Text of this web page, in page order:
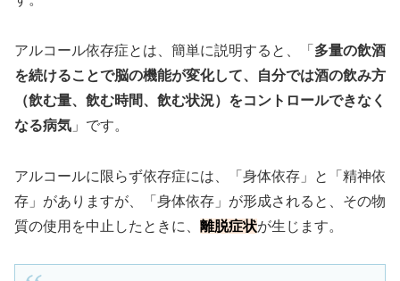
アルコール依存症とは、簡単に説明すると、「 多量の飲酒
を続けることで脳の機能が変化して、自分では酒の飲み方
（飲む量、飲む時間、飲む状況）をコントロールできなく
なる病気 」です。
アルコールに限らず依存症には、「身体依存」と「精神依
存」がありますが、「身体依存」が形成されると、その物
質の使用を中止したときに、 離脱症状が生じます。